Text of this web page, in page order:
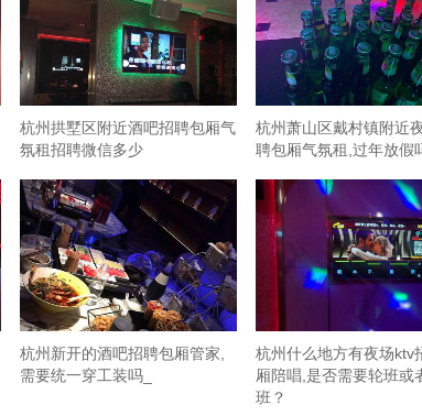
杭州拱墅区附近酒吧招聘包厢气
氛租招聘微信多少
杭州萧山区戴村镇附近
聘包厢气氛租,过年放假
杭州新开的酒吧招聘包厢管家,
需要统一穿工装吗_
杭州什么地方有夜场ktv
厢陪唱,是否需要轮班或
班？